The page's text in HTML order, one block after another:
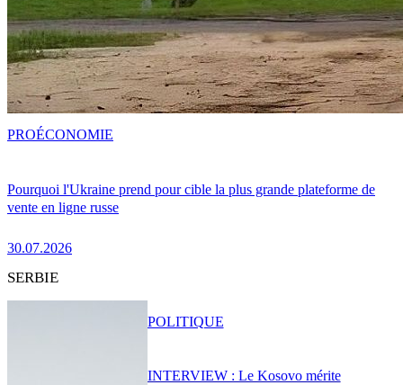
Pourquoi l'Ukraine prend pour cible la plus grande plateforme de
vente en ligne russe
30.07.2026
PROÉCONOMIE
SERBIE
INTERVIEW : Le Kosovo mérite
POLITIQUE